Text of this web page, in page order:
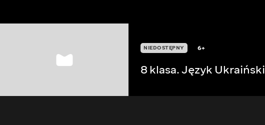
NIEDOSTĘPNY 6+
8 klasa. Język Ukraiński